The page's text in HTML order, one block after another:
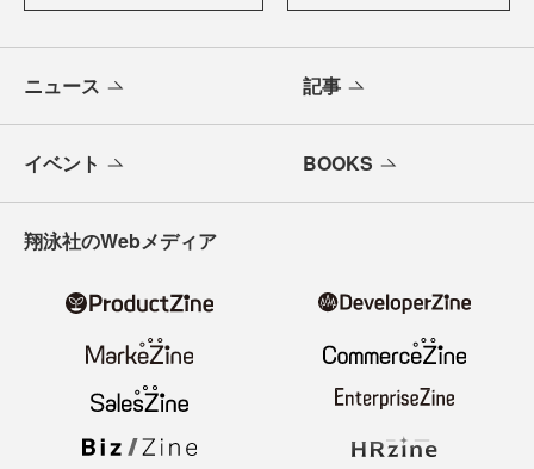
ニュース 記事
イベント BOOKS
翔泳社のWebメディア